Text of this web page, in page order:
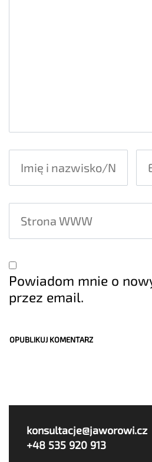
Powiadom mnie o
przez email.
konsultacje@jaworowi.cz
+48 535 920 913